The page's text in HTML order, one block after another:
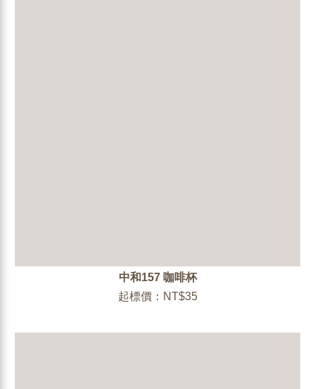
中和157 咖啡杯
起標價：NT$35